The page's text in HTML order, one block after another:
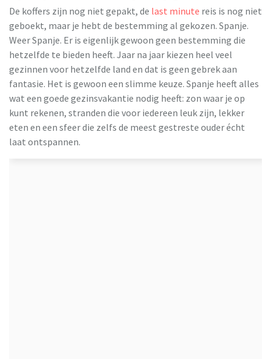
De koffers zijn nog niet gepakt, de last minute reis is nog niet
geboekt, maar je hebt de bestemming al gekozen. Spanje.
Weer Spanje. Er is eigenlijk gewoon geen bestemming die
hetzelfde te bieden heeft. Jaar na jaar kiezen heel veel
gezinnen voor hetzelfde land en dat is geen gebrek aan
fantasie. Het is gewoon een slimme keuze. Spanje heeft alles
wat een goede gezinsvakantie nodig heeft: zon waar je op
kunt rekenen, stranden die voor iedereen leuk zijn, lekker
eten en een sfeer die zelfs de meest gestreste ouder écht
laat ontspannen.